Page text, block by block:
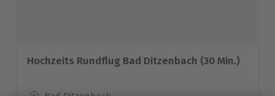
Hochzeits Rundflug Bad Ditzenbach (30 Min.)